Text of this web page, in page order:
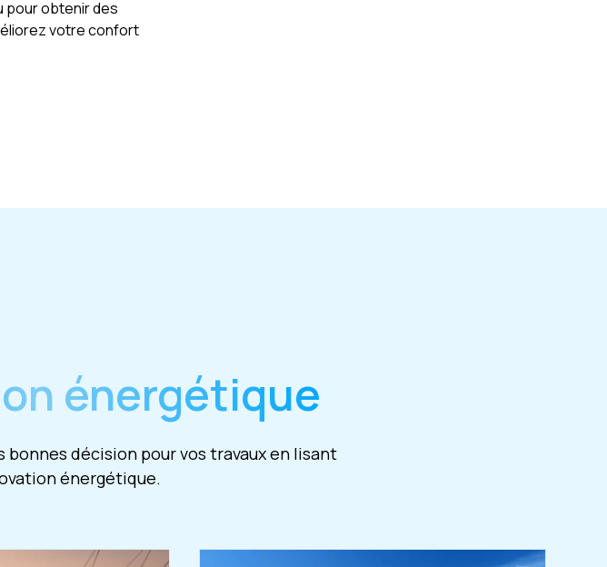
pour obtenir des
votre confort
énergétique
décision pour vos travaux en lisant
énergétique.